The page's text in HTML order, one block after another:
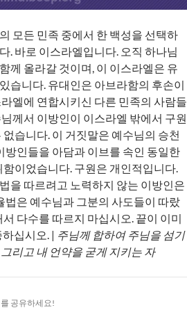
모든 민족 중에서 한 백성을 선택하
. 바로 이스라엘입니다. 오직 하나님
께 올라갈 것이며, 이 이스라엘은 유
습니다. 유대인은 아브라함의 후손이
엘에 연합시키신 다른 민족의 사람들
께서 이방인이 이스라엘 밖에서 구원
습니다. 이 거짓말은 예수님의 승천
방인들을 아담과 이브를 속인 동일한
이었습니다. 구원은 개인적입니다.
을 따르려고 노력하지 않는 이방인은
법은 예수님과 그분의 사도들이 따랐
다수를 따르지 마십시오. 끝이 이미
십시오. | 주님께 합하여 주님을 섬기
리고 내 언약을 굳게 지키는 자
공유하세요!